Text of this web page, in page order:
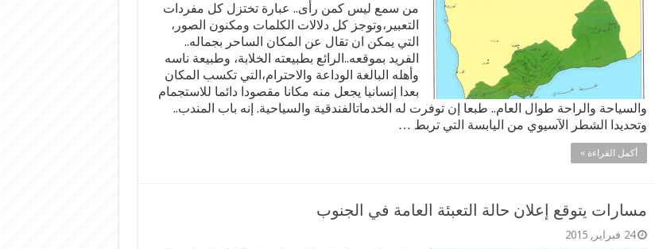
من سمع ليس كمن رأى.. عبارة تختزل كل مفردات
التعبير،وتوجز كل دلالات الكلمات ومكنون الصور،
التي يمكن ان تقال عن المكان الساحر بجماله..
الفريد بموقعه..الرائع بطبيعته الخلابة، وطبيعة ناسه
وأهله البالغة الوداعة والاحترام،التي تكسب المكان
بعدا إنسانيا يجعل منه مكانا مقصودا دائما للاستجمام
والسياحة والراحة طوال العام.. طبعا إن توفرت له الخدماتالفندقية والسياحية. إنه باب المندب..
وتحديدا الشطر الآسيوي من اليابسة التي تربط …
أكمل القراءة »
مسارات يتوقع إعلان حالة التعبئة العامة في الجنوب
24 فبراير, 2015